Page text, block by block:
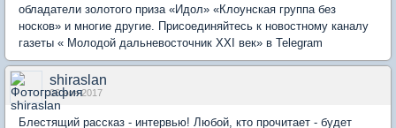
обладатели золотого приза «Идол» «Клоунская группа без
носков» и многие другие. Присоединяйтесь к новостному каналу
газеты « Молодой дальневосточник XXI век» в Telegram
shiraslan
06 ноя 2017
Блестящий рассказ - интервью! Любой, кто прочитает - будет